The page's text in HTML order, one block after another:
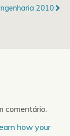
2010
comentário.
how your